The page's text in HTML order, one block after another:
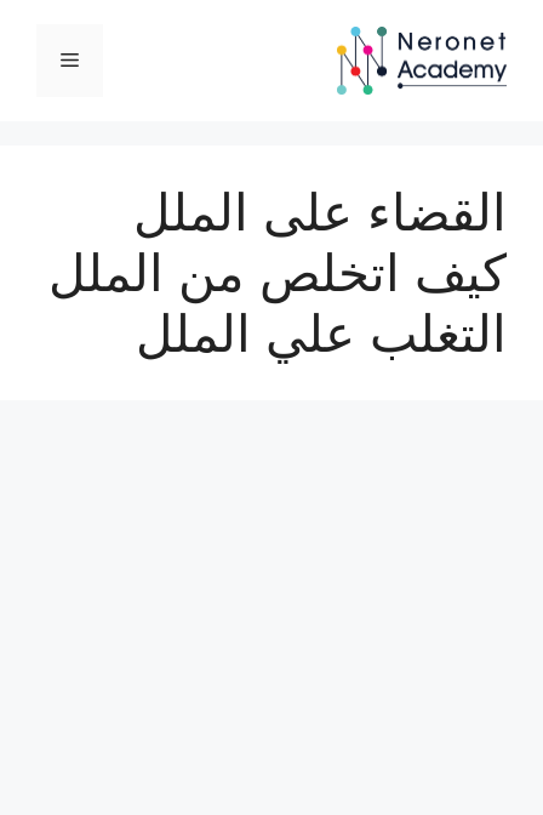
المحتوى
القائمة
القضاء على الملل
كيف اتخلص من الملل
التغلب علي الملل